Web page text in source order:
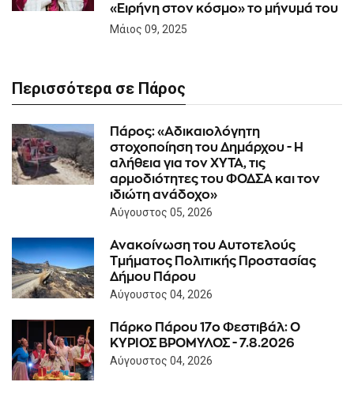
«Ειρήνη στον κόσμο» το μήνυμά του
Μάιος 09, 2025
Περισσότερα σε Πάρος
Πάρος: «Αδικαιολόγητη
στοχοποίηση του Δημάρχου - Η
αλήθεια για τον ΧΥΤΑ, τις
αρμοδιότητες του ΦΟΔΣΑ και τον
ιδιώτη ανάδοχο»
Αύγουστος 05, 2026
Ανακοίνωση του Αυτοτελούς
Τμήματος Πολιτικής Προστασίας
Δήμου Πάρου
Αύγουστος 04, 2026
Πάρκο Πάρου 17ο Φεστιβάλ: Ο
ΚΥΡΙΟΣ ΒΡΟΜΥΛΟΣ - 7.8.2026
Αύγουστος 04, 2026